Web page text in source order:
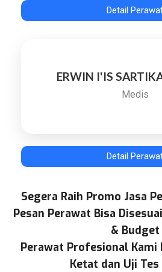
Detail
ERWIN I'IS
Medis
Detail
Segera Raih Promo Jasa
Pesan Perawat Bisa
& Budget
Perawat Profesional Kami
Ketat dan Uji